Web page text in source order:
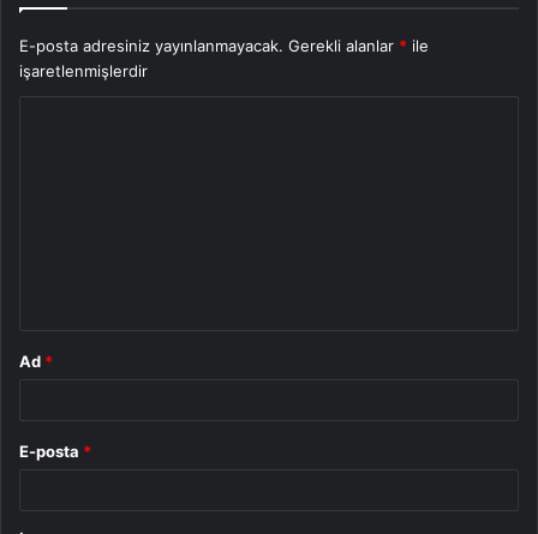
E-posta adresiniz yayınlanmayacak. Gerekli alanlar * ile
işaretlenmişlerdir
Ad *
E-posta *